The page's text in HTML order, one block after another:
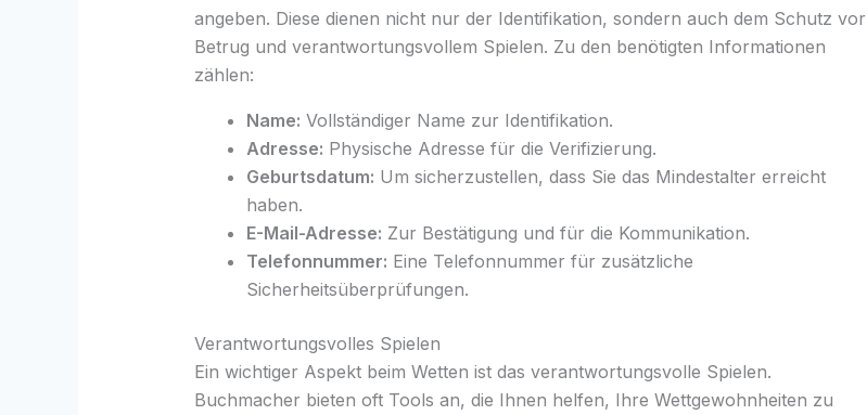
angeben. Diese dienen nicht nur der Identifikation, sondern auch dem Schutz vor
Betrug und verantwortungsvollem Spielen. Zu den benötigten Informationen
zählen:
Name: Vollständiger Name zur Identifikation.
Adresse: Physische Adresse für die Verifizierung.
Geburtsdatum: Um sicherzustellen, dass Sie das Mindestalter erreicht
haben.
E-Mail-Adresse: Zur Bestätigung und für die Kommunikation.
Telefonnummer: Eine Telefonnummer für zusätzliche
Sicherheitsüberprüfungen.
Verantwortungsvolles Spielen
Ein wichtiger Aspekt beim Wetten ist das verantwortungsvolle Spielen.
Buchmacher bieten oft Tools an, die Ihnen helfen, Ihre Wettgewohnheiten zu